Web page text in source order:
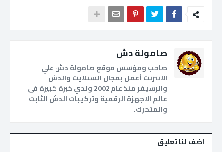
صامولة دش
صاحب ومؤسس موقع صامولة دش علي
الانترنت أعمل بمجال الستلايت والدش
والرسيفر منذ عام 2002 ولدي خبرة كبيرة فى
عالم الاجهزة الرقمية وتركيبات الدش الثابت
والمتحرك.
اضف لنا تعليق